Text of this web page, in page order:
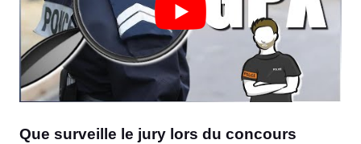
Que surveille le jury lors du concours